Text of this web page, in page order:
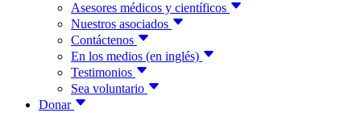
Asesores médicos y científicos
Nuestros asociados
Contáctenos
En los medios (en inglés)
Testimonios
Sea voluntario
Donar